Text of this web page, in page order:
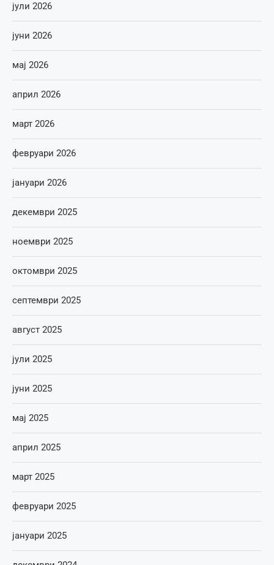
јули 2026
јуни 2026
мај 2026
април 2026
март 2026
февруари 2026
јануари 2026
декември 2025
ноември 2025
октомври 2025
септември 2025
август 2025
јули 2025
јуни 2025
мај 2025
април 2025
март 2025
февруари 2025
јануари 2025